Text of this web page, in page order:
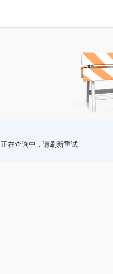
正在查询中，请刷新重试